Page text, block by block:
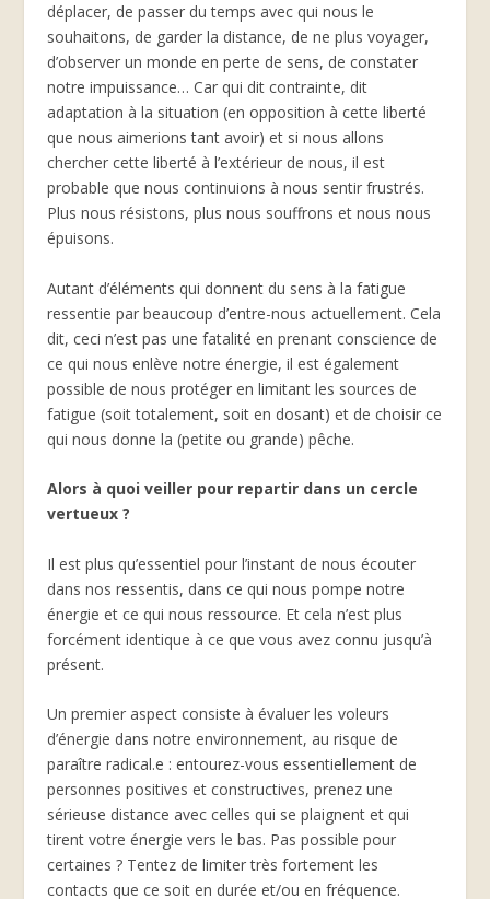
déplacer, de passer du temps avec qui nous le
souhaitons, de garder la distance, de ne plus voyager,
d’observer un monde en perte de sens, de constater
notre impuissance… Car qui dit contrainte, dit
adaptation à la situation (en opposition à cette liberté
que nous aimerions tant avoir) et si nous allons
chercher cette liberté à l’extérieur de nous, il est
probable que nous continuions à nous sentir frustrés.
Plus nous résistons, plus nous souffrons et nous nous
épuisons.
Autant d’éléments qui donnent du sens à la fatigue
ressentie par beaucoup d’entre-nous actuellement. Cela
dit, ceci n’est pas une fatalité en prenant conscience de
ce qui nous enlève notre énergie, il est également
possible de nous protéger en limitant les sources de
fatigue (soit totalement, soit en dosant) et de choisir ce
qui nous donne la (petite ou grande) pêche.
Alors à quoi veiller pour repartir dans un cercle
vertueux ?
Il est plus qu’essentiel pour l’instant de nous écouter
dans nos ressentis, dans ce qui nous pompe notre
énergie et ce qui nous ressource. Et cela n’est plus
forcément identique à ce que vous avez connu jusqu’à
présent.
Un premier aspect consiste à évaluer les voleurs
d’énergie dans notre environnement, au risque de
paraître radical.e : entourez-vous essentiellement de
personnes positives et constructives, prenez une
sérieuse distance avec celles qui se plaignent et qui
tirent votre énergie vers le bas. Pas possible pour
certaines ? Tentez de limiter très fortement les
contacts que ce soit en durée et/ou en fréquence.